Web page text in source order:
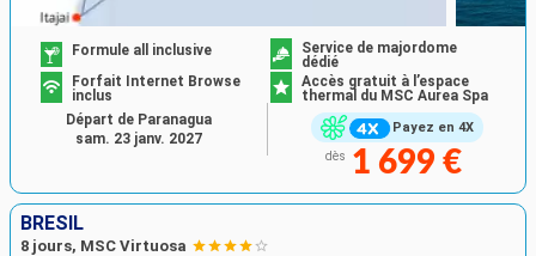
Payez en 4X
Formule all inclusive
Service de majordome
dédié
Forfait Internet Browse
inclus
Accès gratuit à l’espace
thermal du MSC Aurea Spa
dès 1 699 €
Départ de Paranagua
sam. 23 janv. 2027
BRÉSIL
8 jours, MSC Virtuosa